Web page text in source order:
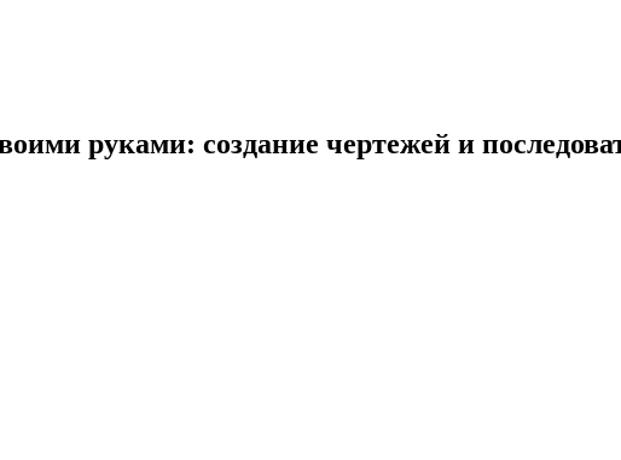
руками: создание чертежей и